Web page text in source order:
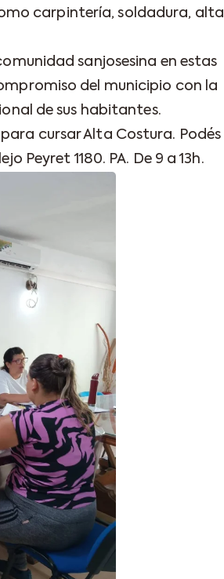
carpintería, soldadura, alta
sanjosesina en estas
del municipio con la
de sus habitantes.
cursar Alta Costura. Podés
Peyret 1180. PA. De 9 a 13h.